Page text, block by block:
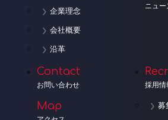
企業理念
会社概要
沿革
ニュー
Contact
お問い合わせ
Map
採用情
募